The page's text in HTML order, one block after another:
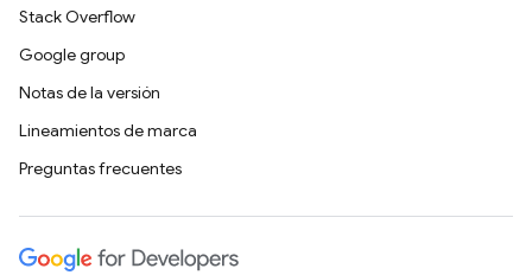
Stack Overflow
Google group
Notas de la versión
Lineamientos de marca
Preguntas frecuentes